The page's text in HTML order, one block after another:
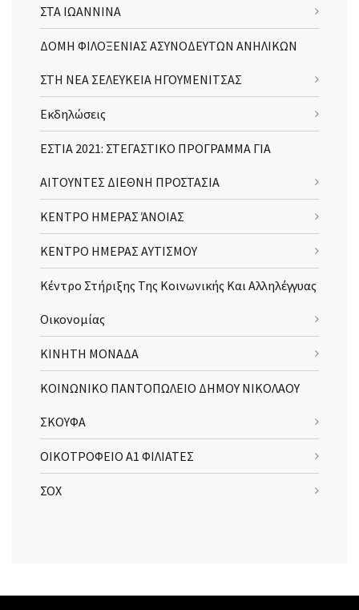
ΣΤΑ ΙΩΑΝΝΙΝΑ
ΔΟΜΗ ΦΙΛΟΞΕΝΙΑΣ ΑΣΥΝΟΔΕΥΤΩΝ ΑΝΗΛΙΚΩΝ
ΣΤΗ ΝΕΑ ΣΕΛΕΥΚΕΙΑ ΗΓΟΥΜΕΝΙΤΣΑΣ
Εκδηλώσεις
ΕΣΤΙΑ 2021: ΣΤΕΓΑΣΤΙΚΟ ΠΡΟΓΡΑΜΜΑ ΓΙΑ
ΑΙΤΟΥΝΤΕΣ ΔΙΕΘΝΗ ΠΡΟΣΤΑΣΙΑ
ΚΕΝΤΡΟ ΗΜΕΡΑΣ ΆΝΟΙΑΣ
ΚΕΝΤΡΟ ΗΜΕΡΑΣ ΑΥΤΙΣΜΟΥ
Κέντρο Στήριξης Της Κοινωνικής Και Αλληλέγγυας
Οικονομίας
ΚΙΝΗΤΗ ΜΟΝΑΔΑ
ΚΟΙΝΩΝΙΚΟ ΠΑΝΤΟΠΩΛΕΙΟ ΔΗΜΟΥ ΝΙΚΟΛΑΟΥ
ΣΚΟΥΦΑ
ΟΙΚΟΤΡΟΦΕΙΟ Α1 ΦΙΛΙΑΤΕΣ
ΣΟΧ